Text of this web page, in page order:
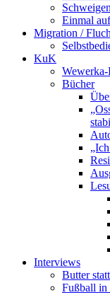
Einmal
Migration /
KuK
Bücher
Interviews
Butter
Fußball in